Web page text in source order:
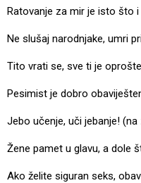
Ratovanje za mir je isto što
Ne slušaj narodnjake, umri
Tito vrati se, sve ti je
Pesimist je dobro
Jebo učenje, uči jebanje! (na
Žene pamet u glavu, a dole
Ako želite siguran seks,